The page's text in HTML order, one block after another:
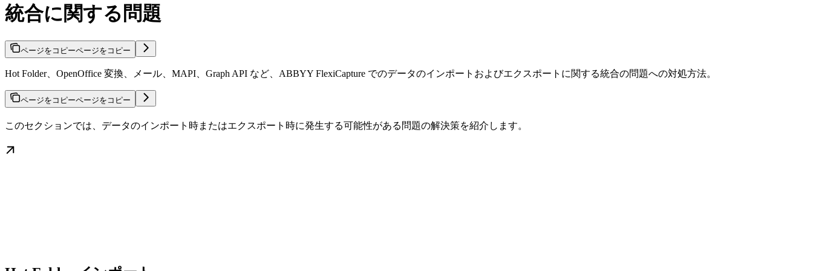
統合に関する問題
ページをコピーページをコピー
Hot Folder、OpenOffice 変換、メール、MAPI、Graph API など、ABBYY FlexiCapture でのデータのインポートおよびエクスポートに関する統合の問題への対処方法。
ページをコピーページをコピー
このセクションでは、データのインポート時またはエクスポート時に発生する可能性がある問題の解決策を紹介します。